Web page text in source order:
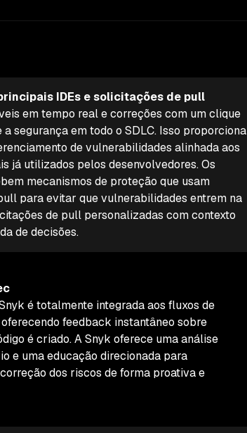
IDEs e solicitações de pull
em tempo real e correções com um clique
segurança em todo o SDLC. Isso proporciona
de vulnerabilidades alinhada aos
já utilizados pelos desenvolvedores. Os
mecanismos de proteção que usam
para evitar que vulnerabilidades entrem na
de pull personalizadas com contexto
de decisões.
é totalmente integrada aos fluxos de
feedback instantâneo sobre
é criado. A Snyk oferece uma análise
e uma educação direcionada para
dos riscos de forma proativa e